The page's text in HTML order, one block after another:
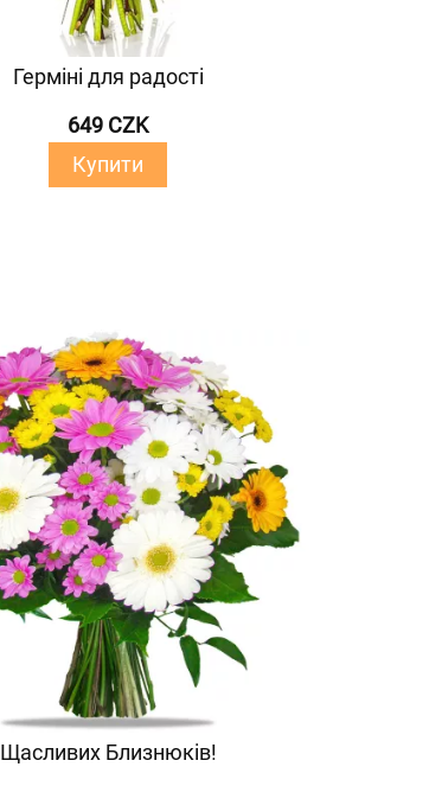
Герміні для радості
649 CZK
Купити
Щасливих Близнюків!